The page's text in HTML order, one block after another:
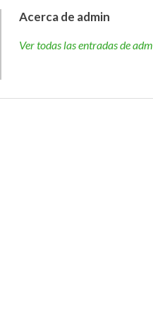
Acerca de admin
Ver todas las entradas de